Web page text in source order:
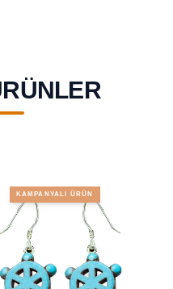
KAMPANYALI ÜRÜN